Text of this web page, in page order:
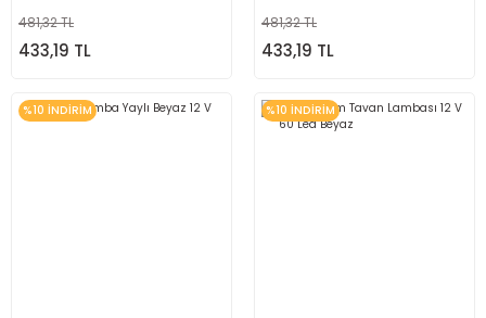
481,32 TL
433,19 TL
481,32 TL
433,19 TL
%10 İNDİRİM %10 İNDİRİM